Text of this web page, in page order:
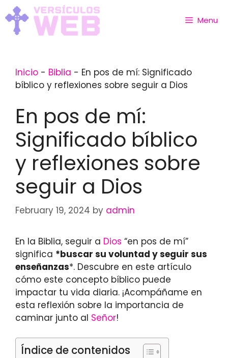
Skip
to
content
Menu
Inicio - Biblia - En pos de mí: Significado
bíblico y reflexiones sobre seguir a Dios
En pos de mí:
Significado bíblico
y reflexiones sobre
seguir a Dios
February 19, 2024 by admin
En la Biblia, seguir a Dios “en pos de mí”
significa *buscar su voluntad y seguir sus
enseñanzas*. Descubre en este artículo
cómo este concepto bíblico puede
impactar tu vida diaria. ¡Acompáñame en
esta reflexión sobre la importancia de
caminar junto al Señor!
Índice de contenidos